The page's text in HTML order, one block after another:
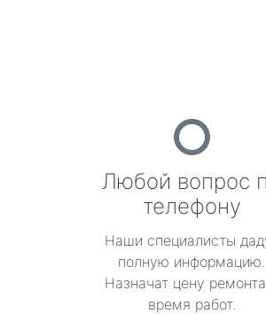
Любой вопрос
телефону
Наши специалисты
полную информацию.
Назначат цену
время работ.